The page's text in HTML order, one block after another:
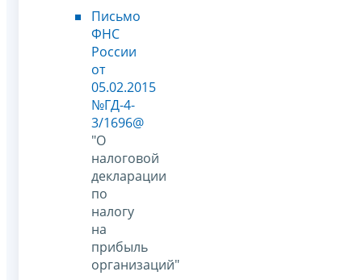
Письмо
ФНС
России
от
05.02.2015
№ГД-4-
3/1696@
"О
налоговой
декларации
по
налогу
на
прибыль
организаций"